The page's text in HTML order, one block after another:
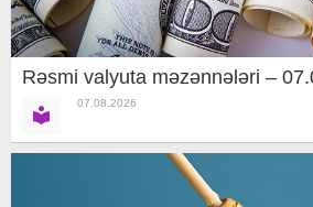
Rəsmi valyuta məzənnələri –
07.08.2026